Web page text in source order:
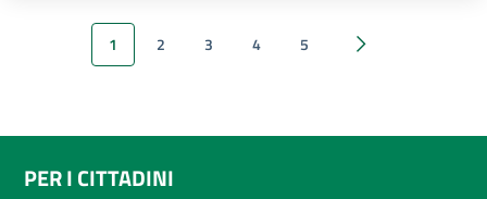
1 2 3 4 5 Successivi 20
PER I CITTADINI